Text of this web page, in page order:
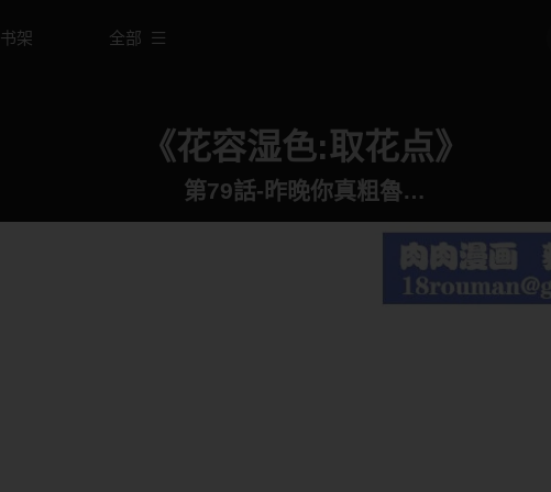
书架 全部
《花容湿色:取花点》
第79話-昨晚你真粗魯…